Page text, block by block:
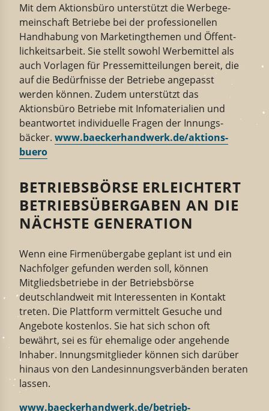
Mit dem Aktionsbüro unter­stützt die Werbe­ge­
mein­schaft Betriebe bei der profes­sio­nellen
Handhabung von Marketingthemen und Öffent­
lich­keits­arbeit. Sie stellt sowohl Werbe­mittel als
auch Vorlagen für Presse­mit­tei­lungen bereit, die
aufdie Bedürf­nisse der Betriebeangepasst
werden können. Zudem unter­stützt das
Aktionsbüro Betriebe mit Infoma­terialien und
beant­wortet indivi­duelle Fragen der Innungs­
bäcker. www.baecker­handwerk.de/aktions­
buero
BETRIEBSBÖRSE ERLEICHTERT
BETRIEBSÜBERGABEN AN DIE
NÄCHSTE GENERATION
Wenn eine Firmenübergabe geplant ist und ein
Nachfolger gefunden werden soll, können
Mitgliedsbetriebe in der Betriebsbörse
deutschlandweit mit Interessenten in Kontakt
treten. Die Plattform vermittelt Gesuche und
Angebote kostenlos. Sie hat sich schon oft
bewährt, sei es für ehemalige oder angehende
Inhaber. Innungsmitglieder können sich darüber
hinaus von den Landesinnungsverbänden beraten
lassen.
www.baeckerhandwerk.de/betrieb-